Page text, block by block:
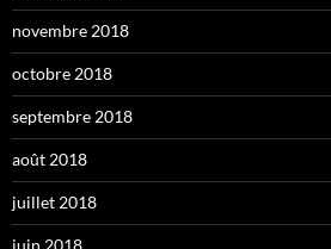
novembre 2018
octobre 2018
septembre 2018
août 2018
juillet 2018